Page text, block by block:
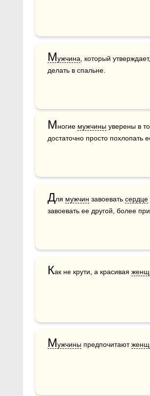
Мужчина , который
делать в спальне.
Многие мужчины уверены в
достаточно просто похлопать
Для мужчин завоевать сердце
завоевать ее другой, более
Как не крути, а красивая
Мужчины предпочитают